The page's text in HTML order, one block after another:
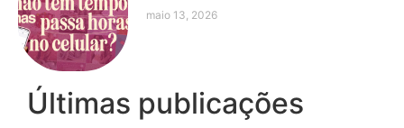
maio 13, 2026
Últimas publicações